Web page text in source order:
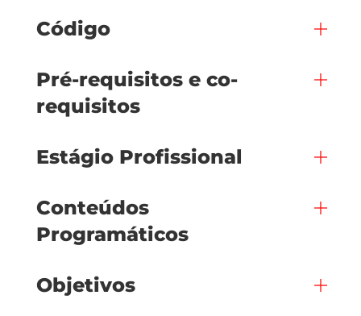
Código
Pré-requisitos e co-
requisitos
Estágio Profissional
Conteúdos
Programáticos
Objetivos